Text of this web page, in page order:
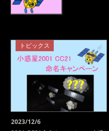
トピックス
2023/12/6